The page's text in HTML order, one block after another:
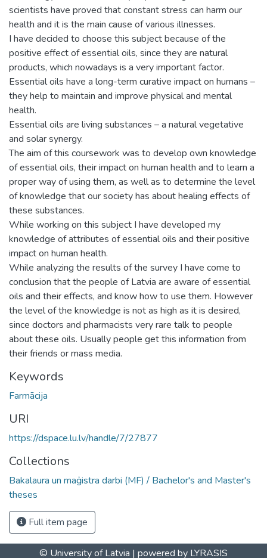
scientists have proved that constant stress can harm our
health and it is the main cause of various illnesses.
I have decided to choose this subject because of the
positive effect of essential oils, since they are natural
products, which nowadays is a very important factor.
Essential oils have a long-term curative impact on humans –
they help to maintain and improve physical and mental
health.
Essential oils are living substances – a natural vegetative
and solar synergy.
The aim of this coursework was to develop own knowledge
of essential oils, their impact on human health and to learn a
proper way of using them, as well as to determine the level
of knowledge that our society has about healing effects of
these substances.
While working on this subject I have developed my
knowledge of attributes of essential oils and their positive
impact on human health.
While analyzing the results of the survey I have come to
conclusion that the people of Latvia are aware of essential
oils and their effects, and know how to use them. However
the level of the knowledge is not as high as it is desired,
since doctors and pharmacists very rare talk to people
about these oils. Usually people get this information from
their friends or mass media.
Keywords
Farmācija
URI
https://dspace.lu.lv/handle/7/27877
Collections
Bakalaura un maģistra darbi (MF) / Bachelor's and Master's
theses
Full item page
© University of Latvia | powered by LYRASIS